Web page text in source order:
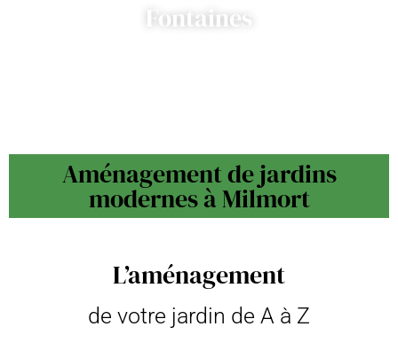
Fontaines
Aménagement de jardins
modernes à Milmort
L’aménagement
de votre jardin de A à Z